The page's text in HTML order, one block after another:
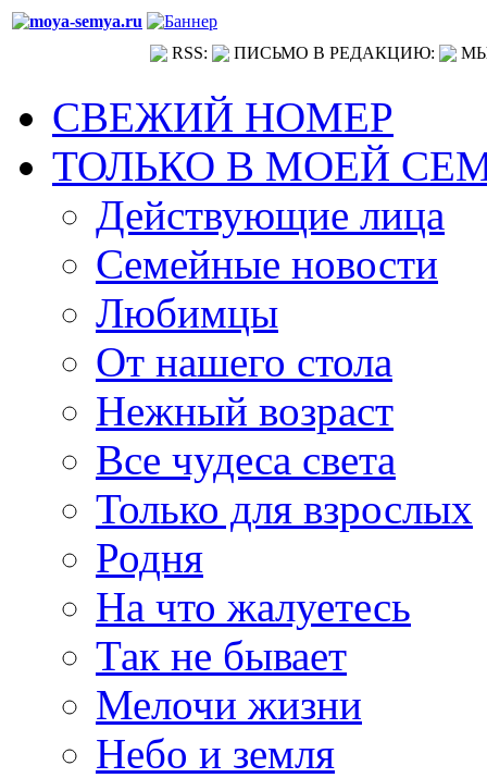
RSS: ПИСЬМО В РЕДАКЦИЮ:
СВЕЖИЙ НОМЕР
ТОЛЬКО В МОЕЙ
Действующие лица
Семейные новости
Любимцы
От нашего стола
Нежный возраст
Все чудеса света
Только для взрослых
Родня
На что жалуетесь
Так не бывает
Мелочи жизни
Небо и земля